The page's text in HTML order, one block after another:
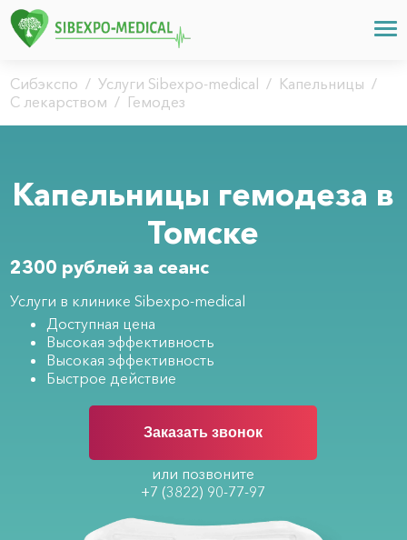
Сибэкспо / Услуги Sibexpo-medical / Капельницы /
С лекарством / Гемодез
Капельницы гемодеза в
Томске
2300 рублей за сеанс
Услуги в клинике Sibexpo-medical
Доступная цена
Высокая эффективность
Высокая эффективность
Быстрое действие
Заказать звонок
или позвоните
+7 (3822) 90-77-97